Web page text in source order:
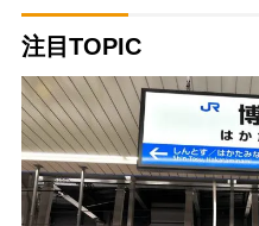
注目TOPIC